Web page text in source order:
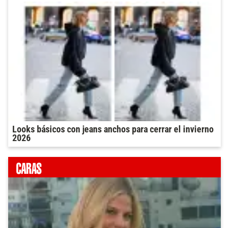
Looks básicos con jeans anchos para cerrar el invierno
2026